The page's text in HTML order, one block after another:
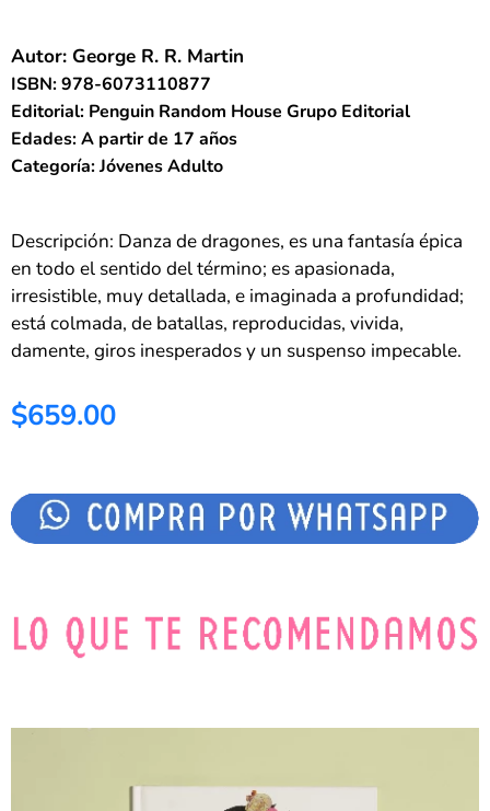
Autor: George R. R. Martin
ISBN: 978-6073110877
Editorial: Penguin Random House Grupo Editorial
Edades: A partir de 17 años
Categoría: Jóvenes Adulto
Descripción: Danza de dragones, es una fantasía épica
en todo el sentido del término; es apasionada,
irresistible, muy detallada, e imaginada a profundidad;
está colmada, de batallas, reproducidas, vivida,
damente, giros inesperados y un suspenso impecable.
$659.00